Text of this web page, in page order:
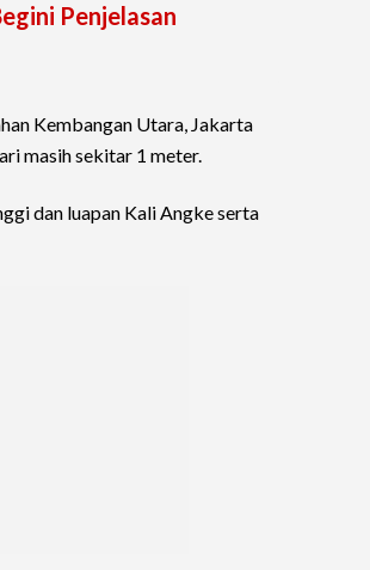
Penjelasan
Kembangan Utara, Jakarta
masih sekitar 1 meter.
dan luapan Kali Angke serta